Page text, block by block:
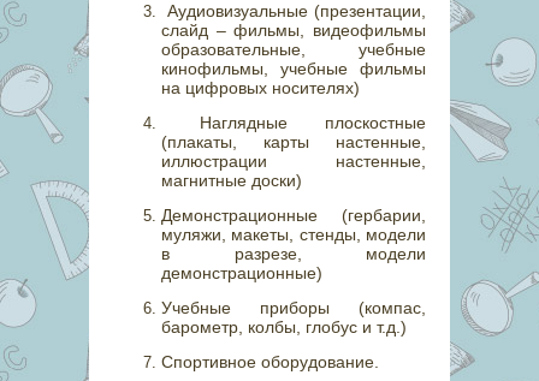
Аудиовизуальные (презентации,
слайд – фильмы, видеофильмы
образовательные, учебные
кинофильмы, учебные фильмы
на цифровых носителях)
Наглядные плоскостные
(плакаты, карты настенные,
иллюстрации настенные,
магнитные доски)
Демонстрационные (гербарии,
муляжи, макеты, стенды, модели
в разрезе, модели
демонстрационные)
Учебные приборы (компас,
барометр, колбы, глобус и т.д.)
Спортивное оборудование.